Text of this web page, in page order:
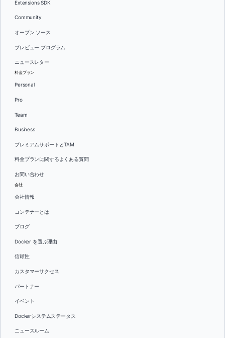
Extensions SDK
Community
オープン ソース
プレビュー プログラム
ニュースレター
料金プラン
Personal
Pro
Team
Business
プレミアムサポートとTAM
料金プランに関するよくある質問
お問い合わせ
会社
会社情報
コンテナーとは
ブログ
Docker を選ぶ理由
信頼性
カスタマーサクセス
パートナー
イベント
Dockerシステムステータス
ニュースルーム